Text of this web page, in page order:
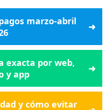
marzo-abril
exacta por web,
y app
y cómo evitar